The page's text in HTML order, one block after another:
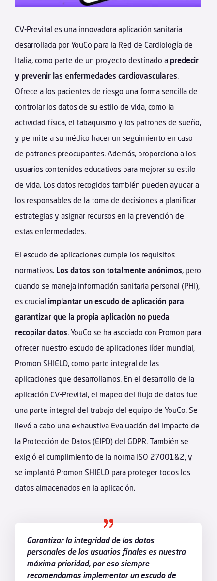
CV-Prevital es una innovadora aplicación sanitaria
desarrollada por YouCo para la Red de Cardiología de
Italia, como parte de un proyecto destinado a predecir
y prevenir las enfermedades cardiovasculares
Ofrece a los pacientes de riesgo una forma sencilla de
controlar los datos de su estilo de vida, como la
actividad física, el tabaquismo y los patrones de sueño,
y permite a su médico hacer un seguimiento en caso
de patrones preocupantes. Además, proporciona a los
usuarios contenidos educativos para mejorar su estilo
de vida. Los datos recogidos también pueden ayudar a
los responsables de la toma de decisiones a planificar
estrategias y asignar recursos en la prevención de
estas enfermedades.
El escudo de aplicaciones cumple los requisitos
normativos. Los datos son totalmente anónimos , pero
cuando se maneja información sanitaria personal (PHI),
es crucial implantar un escudo de aplicación para
garantizar que la propia aplicación no pueda
recopilar datos . YouCo se ha asociado con Promon para
ofrecer nuestro escudo de aplicaciones líder mundial,
Promon SHIELD, como parte integral de las
aplicaciones que desarrollamos. En el desarrollo de la
aplicación CV-Prevital, el mapeo del flujo de datos fue
una parte integral del trabajo del equipo de YouCo. Se
llevó a cabo una exhaustiva Evaluación del Impacto de
la Protección de Datos (EIPD) del GDPR. También se
exigió el cumplimiento de la norma ISO 27001&2, y
se implantó Promon SHIELD para proteger todos los
datos almacenados en la aplicación.
Garantizar la integridad de los datos
personales de los usuarios finales es nuestra
máxima prioridad, por eso siempre
recomendamos implementar un escudo de